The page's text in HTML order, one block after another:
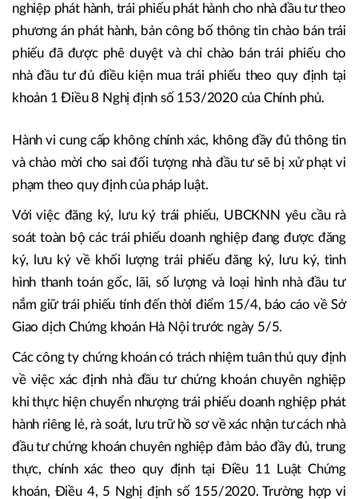
nghiệp phát hành, trái phiếu phát hành cho nhà đầu tư theo
phương án phát hành, bản công bố thông tin chào bán trái
phiếu đã được phê duyệt và chỉ chào bán trái phiếu cho
nhà đầu tư đủ điều kiện mua trái phiếu theo quy định tại
khoản 1 Điều 8 Nghị định số 153/2020 của Chính phủ.
Hành vi cung cấp không chính xác, không đầy đủ thông tin
và chào mời cho sai đối tượng nhà đầu tư sẽ bị xử phạt vi
phạm theo quy định của pháp luật.
Với việc đăng ký, lưu ký trái phiếu, UBCKNN yêu cầu rà
soát toàn bộ các trái phiếu doanh nghiệp đang được đăng
ký, lưu ký về khối lượng trái phiếu đăng ký, lưu ký, tình
hình thanh toán gốc, lãi, số lượng và loại hình nhà đầu tư
nắm giữ trái phiếu tính đến thời điểm 15/4, báo cáo về Sở
Giao dịch Chứng khoán Hà Nội trước ngày 5/5.
Các công ty chứng khoán có trách nhiệm tuân thủ quy định
về việc xác định nhà đầu tư chứng khoán chuyên nghiệp
khi thực hiện chuyển nhượng trái phiếu doanh nghiệp phát
hành riêng lẻ, rà soát, lưu trữ hồ sơ về xác nhận tư cách nhà
đầu tư chứng khoán chuyên nghiệp đảm bảo đầy đủ, trung
thực, chính xác theo quy định tại Điều 11 Luật Chứng
khoán, Điều 4, 5 Nghị định số 155/2020. Trường hợp vi